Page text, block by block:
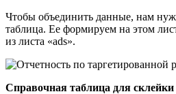
Чтобы объединить данные, нам
таблица. Ее формируем на этом
из листа «ads».
Справочная таблица для